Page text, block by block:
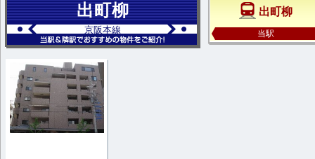
出町柳
京阪本線
出町柳
当駅